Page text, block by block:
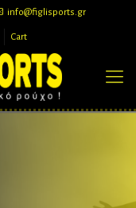
info@figlisports.gr
Cart